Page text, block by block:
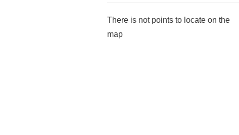
There is not points to locate on the
map